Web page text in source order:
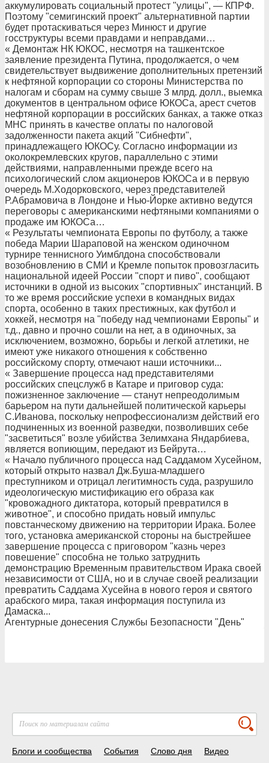
аккумулировать социальный протест "улицы", — КПРФ.
Поэтому "семигинский проект" альтернативной партии
будет протаскиваться через Минюст и другие
госструктуры всеми правдами и неправдами…
« Демонтаж НК ЮКОС, несмотря на ташкентское
заявление президента Путина, продолжается, о чем
свидетельствует выдвижение дополнительных претензий
к нефтяной корпорации со стороны Министерства по
налогам и сборам на сумму свыше 3 млрд. долл., выемка
документов в центральном офисе ЮКОСа, арест счетов
нефтяной корпорации в российских банках, а также отказ
МНС принять в качестве оплаты по налоговой
задолженности пакета акций "Сибнефти",
принадлежащего ЮКОСу. Согласно информации из
околокремлевских кругов, параллельно с этими
действиями, направленными прежде всего на
психологический слом акционеров ЮКОСа и в первую
очередь М.Ходорковского, через представителей
Р.Абрамовича в Лондоне и Нью-Йорке активно ведутся
переговоры с американскими нефтяными компаниями о
продаже им ЮКОСа…
« Результаты чемпионата Европы по футболу, а также
победа Марии Шараповой на женском одиночном
турнире теннисного Уимблдона способствовали
возобновлению в СМИ и Кремле попыток провозгласить
национальной идеей России "спорт и пиво", сообщают
источники в одной из высоких "спортивных" инстанций. В
то же время российские успехи в командных видах
спорта, особенно в таких престижных, как футбол и
хоккей, несмотря на "победу над чемпионами Европы" и
т.д., давно и прочно сошли на нет, а в одиночных, за
исключением, возможно, борьбы и легкой атлетики, не
имеют уже никакого отношения к собственно
российскому спорту, отмечают наши источники...
« Завершение процесса над представителями
российских спецслужб в Катаре и приговор суда:
пожизненное заключение — станут непреодолимым
барьером на пути дальнейшей политической карьеры
С.Иванова, поскольку непрофессионализм действий его
подчиненных из военной разведки, позволивших себе
"засветиться" возле убийства Зелимхана Яндарбиева,
является вопиющим, передают из Бейрута…
« Начало публичного процесса над Саддамом Хусейном,
который открыто назвал Дж.Буша-младшего
преступником и отрицал легитимность суда, разрушило
идеологическую мистификацию его образа как
"кровожадного диктатора, который превратился в
животное", и способно придать новый импульс
повстанческому движению на территории Ирака. Более
того, установка американской стороны на быстрейшее
завершение процесса с приговором "казнь через
повешение" способна не только затруднить
демонстрацию Временным правительством Ирака своей
независимости от США, но и в случае своей реализации
превратить Саддама Хусейна в нового героя и святого
арабского мира, такая информация поступила из
Дамаска...
Агентурные донесения Службы Безопасности "День"
Блоги и сообщества События Слово дня Видео